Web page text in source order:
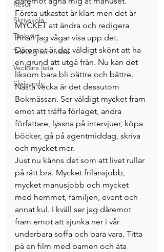
Resor
Skrivskola
Tänkvärt
Träning och hälsa
Veckans lista
Skrivande
Första utkastet är klart men det är
MYCKET att ändra och redigera
innan jag vågar visa upp det.
Däremot är det väldigt skönt att ha
en grund att utgå från. Nu kan det
liksom bara bli bättre och bättre.
Nästa vecka är det dessutom
Bokmässan. Ser väldigt mycket fram
emot att träffa förlaget, andra
författare, lyssna på intervjuer, köpa
böcker, gå på agentmiddag, skriva
och mycket mer.
Just nu känns det som att livet rullar
på rätt bra. Mycket frilansjobb,
mycket manusjobb och mycket
med hemmet, familjen, event och
annat kul. I kväll ser jag däremot
fram emot att sjunka ner i vår
underbara soffa och bara vara. Titta
på en film med barnen och äta